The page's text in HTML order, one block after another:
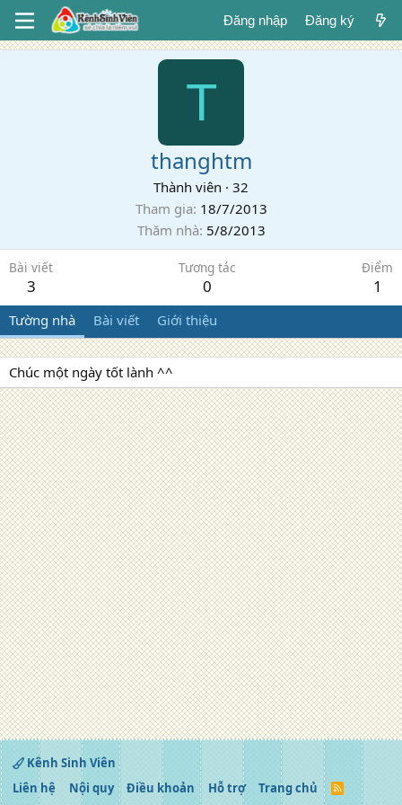
Đăng nhập Đăng ký
T
thanghtm
Thành viên · 32
Tham gia 18/7/2013
Thăm nhà 5/8/2013
Bài viết
3
Tương tác
0
Điểm
1
Tường nhà Bài viết Giới thiệu
Chúc một ngày tốt lành ^^
Kênh Sinh Viên
Liên hệ
Nội quy Điều khoản Hỗ trợ Trang chủ
R